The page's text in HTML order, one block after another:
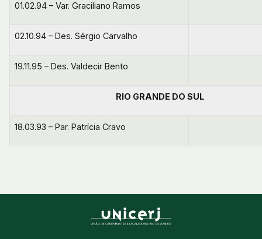
01.02.94 – Var. Graciliano Ramos
02.10.94 – Des. Sérgio Carvalho
19.11.95 – Des. Valdecir Bento
RIO GRANDE DO SUL
18.03.93 – Par. Patrícia Cravo